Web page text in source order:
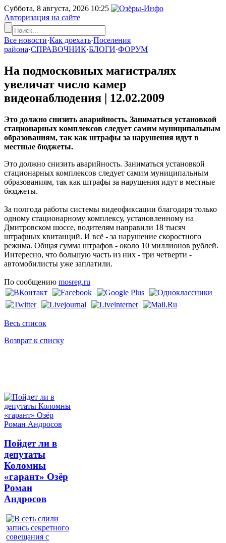
Суббота, 8 августа, 2026 10:25
Авторизация на сайте
Все новости·Как доехать·Поселения
района·СПРАВОЧНИК·БЛОГИ·ФОРУМ
На подмосковных магистралях
увеличат число камер
видеонаблюдения | 12.02.2009
Это должно снизить аварийность. Заниматься установкой
стационарных комплексов следует самим муниципальным
образованиям, так как штрафы за нарушения идут в
местные бюджеты.
Это должно снизить аварийность. Заниматься установкой
стационарных комплексов следует самим муниципальным
образованиям, так как штрафы за нарушения идут в местные
бюджеты.
За полгода работы системы видеофиксации благодаря только
одному стационарному комплексу, установленному на
Дмитровском шоссе, водителям направили 18 тысяч
штрафных квитанций. И всё - за нарушение скоростного
режима. Общая сумма штрафов - около 10 миллионов рублей.
Интересно, что большую часть из них - три четверти -
автомобилисты уже заплатили.
По сообщению mosreg.ru
Весь список
Возврат к списку
Пойдет ли в
депутаты
Коломны
«гарант» Озёр
Роман
Андросов